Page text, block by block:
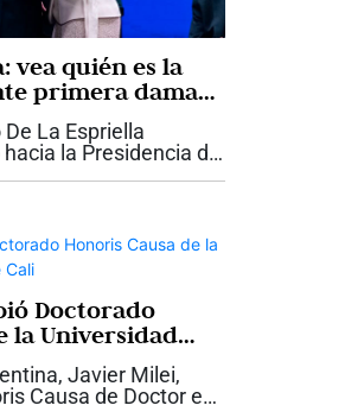
vea quién es la
primera dama
De La
La Espriella
la Presidencia de
Doctorado
la Universidad
Javier Milei,
Causa de Doctor en